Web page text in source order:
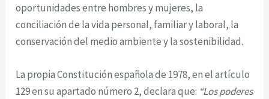
oportunidades entre hombres y mujeres, la
conciliación de la vida personal, familiar y laboral, la
conservación del medio ambiente y la sostenibilidad.
La propia Constitución española de 1978, en el artículo
129 en su apartado número 2, declara que: “Los poderes